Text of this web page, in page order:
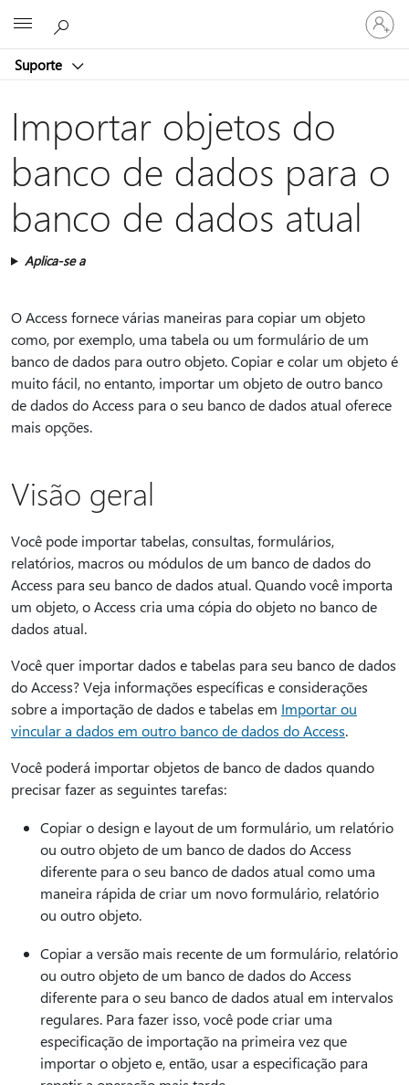
Suporte
Entre
em
sua
Importar objetos do
banco de dados para o
banco de dados atual
Aplica-se a
O Access fornece várias maneiras para copiar um objeto
como, por exemplo, uma tabela ou um formulário de um
banco de dados para outro objeto. Copiar e colar um objeto é
muito fácil, no entanto, importar um objeto de outro banco
de dados do Access para o seu banco de dados atual oferece
mais opções.
Visão geral
Você pode importar tabelas, consultas, formulários,
relatórios, macros ou módulos de um banco de dados do
Access para seu banco de dados atual. Quando você importa
um objeto, o Access cria uma cópia do objeto no banco de
dados atual.
Você quer importar dados e tabelas para seu banco de dados
do Access? Veja informações específicas e considerações
sobre a importação de dados e tabelas em Importar ou
vincular a dados em outro banco de dados do Access.
Você poderá importar objetos de banco de dados quando
precisar fazer as seguintes tarefas:
Copiar o design e layout de um formulário, um relatório
ou outro objeto de um banco de dados do Access
diferente para o seu banco de dados atual como uma
maneira rápida de criar um novo formulário, relatório
ou outro objeto.
Copiar a versão mais recente de um formulário, relatório
ou outro objeto de um banco de dados do Access
diferente para o seu banco de dados atual em intervalos
regulares. Para fazer isso, você pode criar uma
especificação de importação na primeira vez que
importar o objeto e, então, usar a especificação para